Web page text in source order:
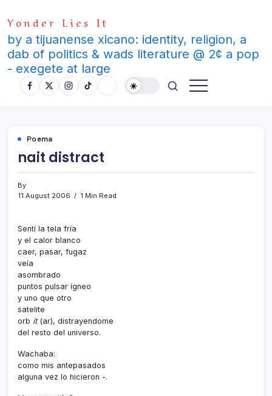
to
content
Yonder Lies It
by a tijuanense xicano: identity, religion, a
dab of politics & wads literature @ 2¢ a pop
- exegete at large
Poema
nait distract
By
11 August 2006
1 Min Read
Sentí­ la tela frí­a
y el calor blanco
caer, pasar, fugaz
veí­a
asombrado
puntos pulsar í­gneo
y uno que otro
satelite
orb it(ar), distrayendome
del resto del universo.
Wachaba:
como mis antepasados
alguna vez lo hicieron -.